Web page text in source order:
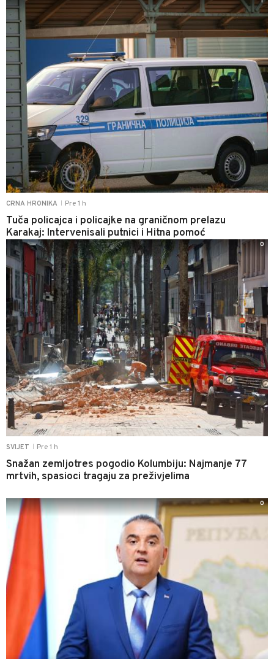
CRNA HRONIKA Pre 1 h
Tuča policajca i policajke na graničnom prelazu
Karakaj: Intervenisali putnici i Hitna pomoć
SVIJET Pre 1 h
Snažan zemljotres pogodio Kolumbiju: Najmanje 77
mrtvih, spasioci tragaju za preživjelima
0
0